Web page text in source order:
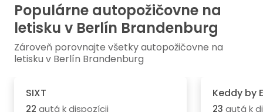
Populárne autopožičovne na
letisku v Berlín Brandenburg
Zároveň porovnajte všetky autopožičovne na
letisku v Berlín Brandenburg
SIXT
22 autá k dispozícii
Keddy by
23 autá k